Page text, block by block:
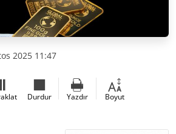
2025 11:47
Durdur Yazdır Boyut